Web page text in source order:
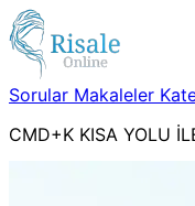
Sorular Makaleler
CMD+K KISA YOLU